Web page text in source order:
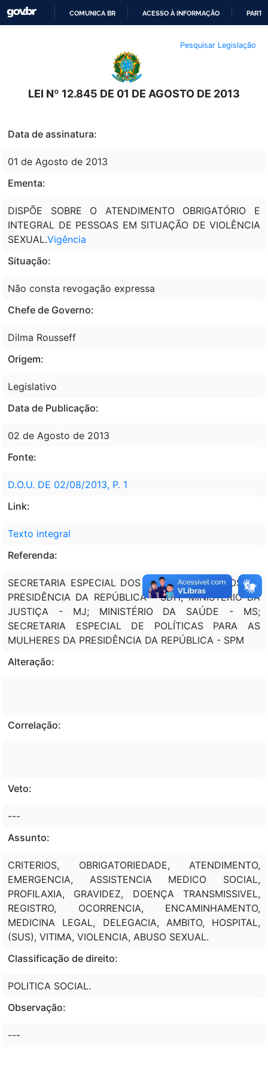
O
CONTEÚDO
COMUNICA BR ACESSO À INFORMAÇÃO
Pesquisar Legislação
LEI Nº 12.845 DE 01 DE AGOSTO DE 2013
Data de assinatura:
01 de Agosto de 2013
Ementa:
DISPÕE SOBRE O ATENDIMENTO OBRIGATÓRIO E
INTEGRAL DE PESSOAS EM SITUAÇÃO DE VIOLÊNCIA
SEXUAL.Vigência
Situação:
Não consta revogação expressa
Chefe de Governo:
Dilma Rousseff
Origem:
Legislativo
Data de Publicação:
02 de Agosto de 2013
Fonte:
D.O.U. DE 02/08/2013, P. 1
Link:
Texto integral
Referenda:
SECRETARIA ESPECIAL DOS DIREITOS HUMANOS DA
PRESIDÊNCIA DA REPÚBLICA - SDH; MINISTÉRIO DA
JUSTIÇA - MJ; MINISTÉRIO DA SAÚDE - MS;
SECRETARIA ESPECIAL DE POLÍTICAS PARA AS
MULHERES DA PRESIDÊNCIA DA REPÚBLICA - SPM
Alteração:
Correlação:
Veto:
---
Assunto:
CRITERIOS, OBRIGATORIEDADE, ATENDIMENTO,
EMERGENCIA, ASSISTENCIA MEDICO SOCIAL,
PROFILAXIA, GRAVIDEZ, DOENÇA TRANSMISSIVEL,
REGISTRO, OCORRENCIA, ENCAMINHAMENTO,
MEDICINA LEGAL, DELEGACIA, AMBITO, HOSPITAL,
(SUS), VITIMA, VIOLENCIA, ABUSO SEXUAL.
Classificação de direito:
POLITICA SOCIAL.
Observação:
---